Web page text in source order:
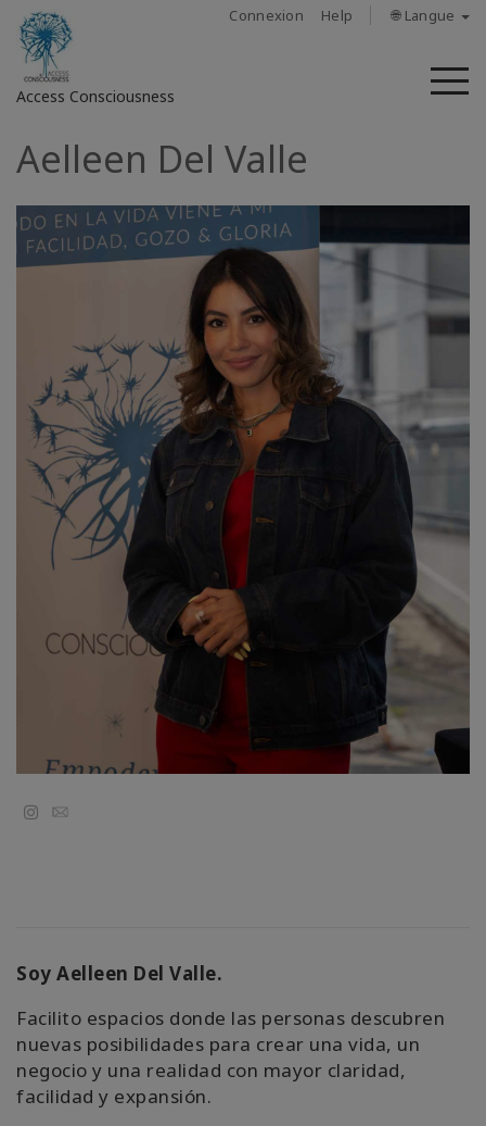
Connexion Help 🌐 Langue
Access Consciousness
Connectez-
sur
votre
compte
Access
Bars
Les
régions
Classes
Shop
Actualités
Aelleen Del Valle
Email
Soy Aelleen Del Valle.
Facilito espacios donde las personas descubren
nuevas posibilidades para crear una vida, un
negocio y una realidad con mayor claridad,
facilidad y expansión.